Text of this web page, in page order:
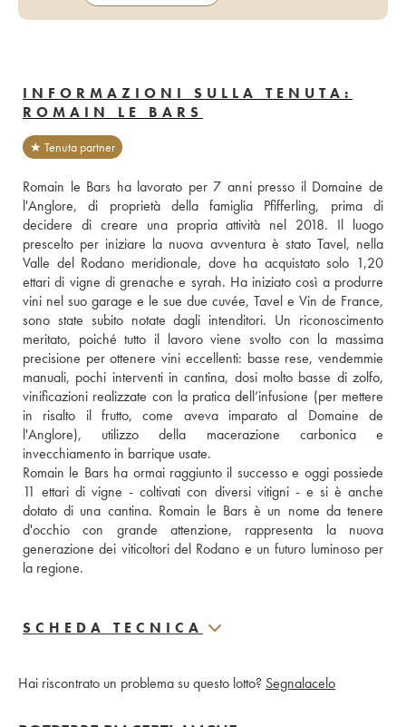
INFORMAZIONI SULLA TENUTA:
ROMAIN LE BARS
★ Tenuta partner
Romain le Bars ha lavorato per 7 anni presso il Domaine de
l'Anglore, di proprietà della famiglia Pfifferling, prima di
decidere di creare una propria attività nel 2018. Il luogo
prescelto per iniziare la nuova avventura è stato Tavel, nella
Valle del Rodano meridionale, dove ha acquistato solo 1,20
ettari di vigne di grenache e syrah. Ha iniziato così a produrre
vini nel suo garage e le sue due cuvée, Tavel e Vin de France,
sono state subito notate dagli intenditori. Un riconoscimento
meritato, poiché tutto il lavoro viene svolto con la massima
precisione per ottenere vini eccellenti: basse rese, vendemmie
manuali, pochi interventi in cantina, dosi molto basse di zolfo,
vinificazioni realizzate con la pratica dell’infusione (per mettere
in risalto il frutto, come aveva imparato al Domaine de
l'Anglore), utilizzo della macerazione carbonica e
invecchiamento in barrique usate.
Romain le Bars ha ormai raggiunto il successo e oggi possiede
11 ettari di vigne - coltivati con diversi vitigni - e si è anche
dotato di una cantina. Romain le Bars è un nome da tenere
d'occhio con grande attenzione, rappresenta la nuova
generazione dei viticoltori del Rodano e un futuro luminoso per
la regione.
SCHEDA TECNICA
Hai riscontrato un problema su questo lotto? Segnalacelo